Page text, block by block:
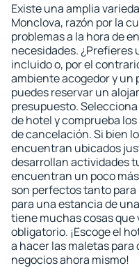
Existe una amplia
Monclova, razón por la
problemas a la hora de
necesidades. ¿Prefieres
incluido o, por el
ambiente acogedor y un
puedes reservar un
presupuesto.
de hotel y comprueba
de cancelación. Si bien
encuentran ubicados
desarrollan actividades
encuentran un poco
son perfectos tanto
para una estancia de
tiene muchas cosas que
obligatorio. ¡Escoge el
a hacer las maletas para
negocios ahora mismo!